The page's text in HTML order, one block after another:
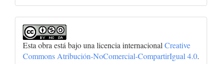
Esta obra está bajo una licencia internacional Creative
Commons Atribución-NoComercial-CompartirIgual 4.0.